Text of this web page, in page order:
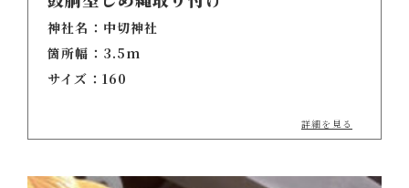
神社名：中切神社
箇所幅：3.5m
サイズ：160
詳細を見る